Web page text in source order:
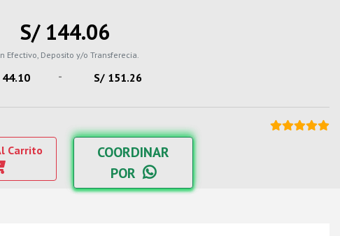
S/ 144.06
Efectivo, Deposito y/o Transferecia.
44.10 - S/ 151.26
Carrito
COORDINAR
POR